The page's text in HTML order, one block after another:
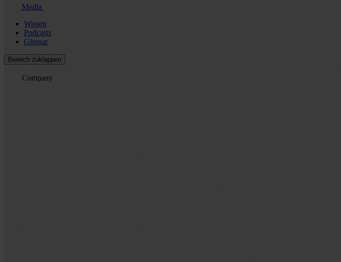
Media
Wissen
Podcasts
Glossar
Bereich zuklappen
Company